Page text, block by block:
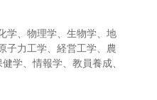
学、物理学、生物学、地
子力工学、経営工学、農
学、情報学、教員養成、